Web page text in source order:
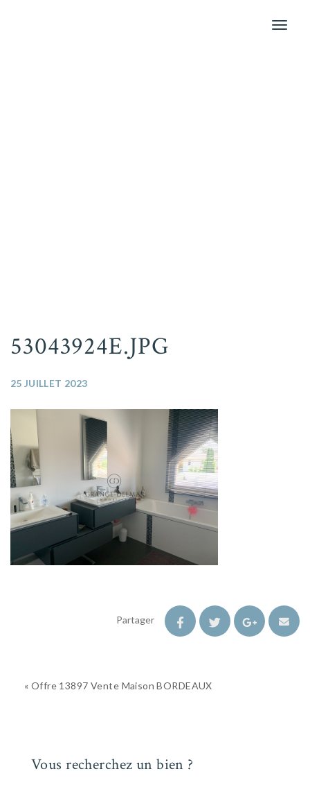
Toggle
53043924E.JPG
25 JUILLET 2023
Partager
« Offre 13897 Vente Maison BORDEAUX
Vous recherchez un bien ?